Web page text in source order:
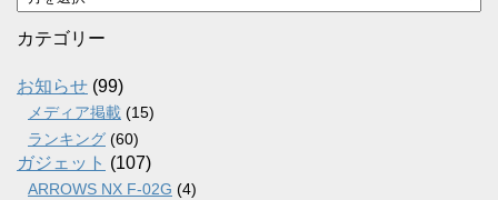
ー
カ
ブ
カテゴリー
お知らせ (99)
メディア掲載 (15)
ランキング (60)
ガジェット (107)
ARROWS NX F-02G (4)